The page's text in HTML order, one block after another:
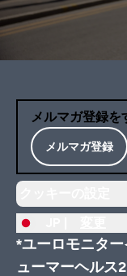
メルマガ登録を
メルマガ登録
*ユーロモニタ
ューマーヘルス